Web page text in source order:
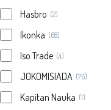
Hasbro (2)
Ikonka (68)
Iso Trade (4)
JOKOMISIADA (76)
Kapitan Nauka (1)